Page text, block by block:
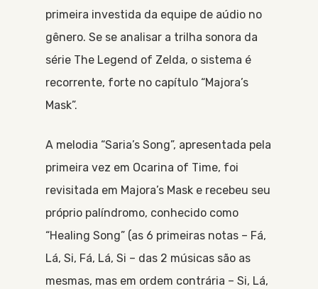
primeira investida da equipe de aúdio no
gênero. Se se analisar a trilha sonora da
série The Legend of Zelda, o sistema é
recorrente, forte no capítulo “Majora’s
Mask”.
A melodia “Saria’s Song”, apresentada pela
primeira vez em Ocarina of Time, foi
revisitada em Majora’s Mask e recebeu seu
próprio palíndromo, conhecido como
“Healing Song” (as 6 primeiras notas – Fá,
Lá, Si, Fá, Lá, Si – das 2 músicas são as
mesmas, mas em ordem contrária – Si, Lá,